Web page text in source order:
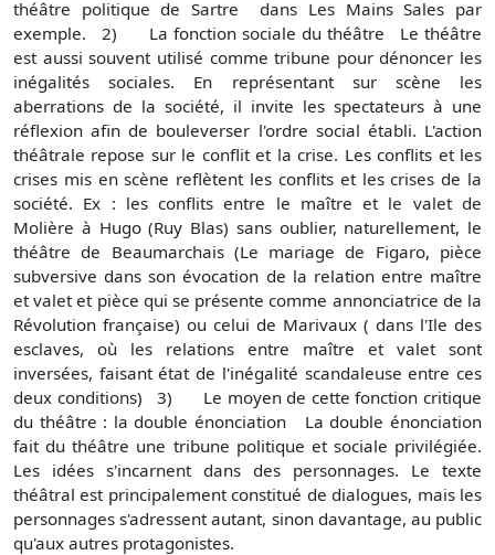
théâtre politique de Sartre dans Les Mains Sales par
exemple. 2) La fonction sociale du théâtre Le théâtre
est aussi souvent utilisé comme tribune pour dénoncer les
inégalités sociales. En représentant sur scène les
aberrations de la société, il invite les spectateurs à une
réflexion afin de bouleverser l'ordre social établi. L'action
théâtrale repose sur le conflit et la crise. Les conflits et les
crises mis en scène reflètent les conflits et les crises de la
société. Ex : les conflits entre le maître et le valet de
Molière à Hugo (Ruy Blas) sans oublier, naturellement, le
théâtre de Beaumarchais (Le mariage de Figaro, pièce
subversive dans son évocation de la relation entre maître
et valet et pièce qui se présente comme annonciatrice de la
Révolution française) ou celui de Marivaux ( dans l'Ile des
esclaves, où les relations entre maître et valet sont
inversées, faisant état de l'inégalité scandaleuse entre ces
deux conditions) 3) Le moyen de cette fonction critique
du théâtre : la double énonciation La double énonciation
fait du théâtre une tribune politique et sociale privilégiée.
Les idées s'incarnent dans des personnages. Le texte
théâtral est principalement constitué de dialogues, mais les
personnages s'adressent autant, sinon davantage, au public
qu'aux autres protagonistes.